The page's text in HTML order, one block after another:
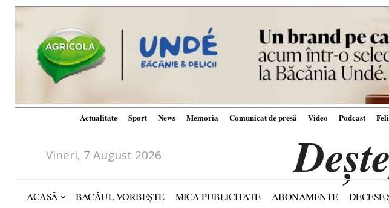
Actualitate Sport News Memoria Comunicat de presă Video Podcast
Vineri, 7 August 2026
ACASĂ BACĂUL VORBEȘTE MICA PUBLICITATE ABONAMENTE DECESE